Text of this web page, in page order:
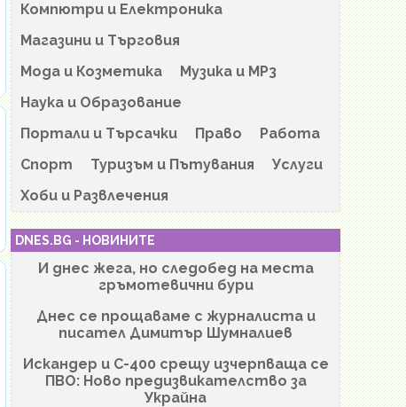
Компютри и Електроника
Магазини и Търговия
Мода и Козметика
Музика и MP3
Наука и Образование
Портали и Търсачки
Право
Работа
Спорт
Туризъм и Пътувания
Услуги
Хоби и Развлечения
DNES.BG - НОВИНИТЕ
И днес жега, но следобед на места
гръмотевични бури
Днес се прощаваме с журналиста и
писател Димитър Шумналиев
Искандер и С-400 срещу изчерпваща се
ПВО: Ново предизвикателство за
Украйна